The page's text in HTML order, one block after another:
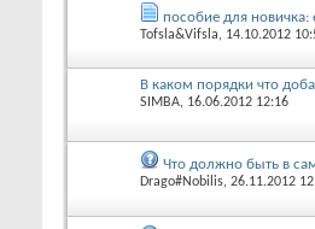
пособие для новичка:
Tofsla&Vifsla, 14.10.2012
В каком порядки что
SIMBA, 16.06.2012 12:16
Что должно быть в
Drago#Nobilis, 26.11.2012